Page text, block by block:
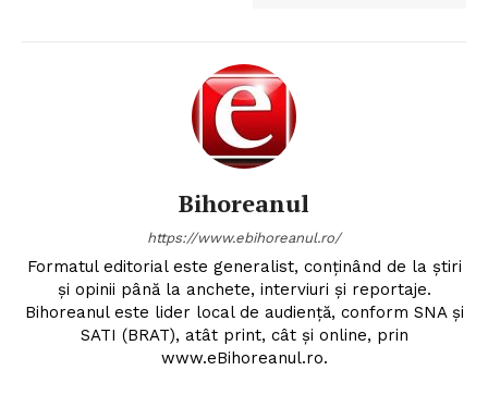
Bihoreanul
https://www.ebihoreanul.ro/
Formatul editorial este generalist, conţinând de la ştiri
şi opinii până la anchete, interviuri şi reportaje.
Bihoreanul este lider local de audienţă, conform SNA şi
SATI (BRAT), atât print, cât şi online, prin
www.eBihoreanul.ro.